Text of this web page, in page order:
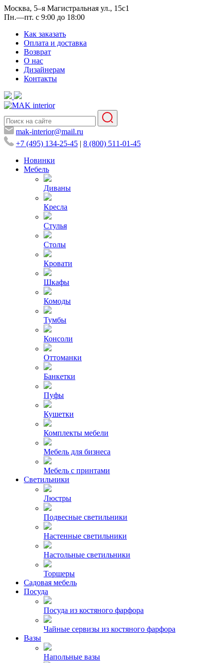
Москва, 5–я Магистральная ул., 15с1
Пн.—пт. с 9:00 до 18:00
Как заказать
Оплата и доставка
Возврат
О нас
Дизайнерам
Контакты
mak-interior@mail.ru
+7 (495) 134-25-45 | 8 (800) 511-01-45
Новинки
Мебель
Диваны
Кресла
Стулья
Столы
Кровати
Шкафы
Комоды
Тумбы
Консоли
Оттоманки
Банкетки
Пуфы
Кушетки
Комплекты мебели
Мебель для бизнеса
Мебель с принтами
Светильники
Люстры
Подвесные светильники
Настенные светильники
Настольные светильники
Торшеры
Садовая мебель
Посуда
Посуда из костяного фарфора
Чайные сервизы из костяного фарфора
Вазы
Напольные вазы